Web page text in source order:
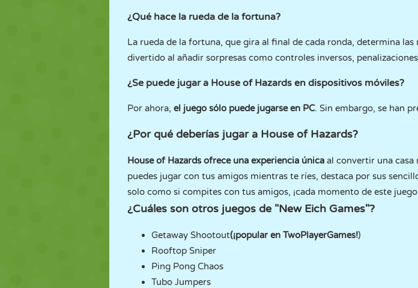
¿Qué hace la rueda de la fortuna?
La rueda de la fortuna, que gira al final de cada ronda, determina
divertido al añadir sorpresas como controles inversos,
¿Se puede jugar a House of Hazards en dispositivos móviles?
Por ahora, el juego sólo puede jugarse en PC. Sin embargo, se han
¿Por qué deberías jugar a House of Hazards?
House of Hazards ofrece una experiencia única al convertir una casa
puedes jugar con tus amigos mientras te ríes, destaca por sus
solo como si compites con tus amigos, ¡cada momento de este
¿Cuáles son otros juegos de "New Eich Games"?
Getaway Shootout(¡popular en TwoPlayerGames!)
Rooftop Sniper
Ping Pong Chaos
Tubo Jumpers